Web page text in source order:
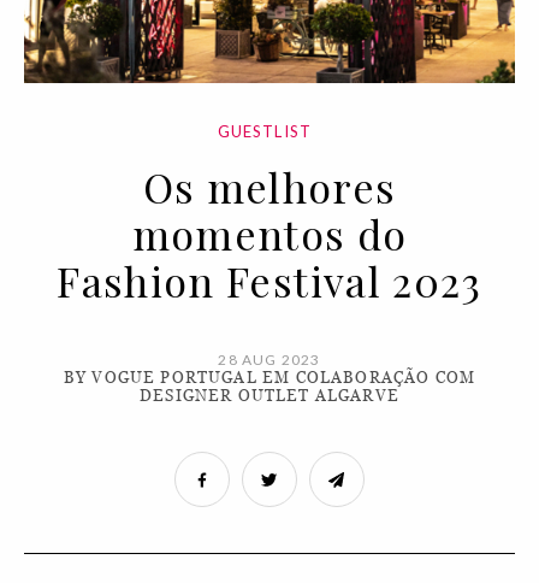
GUESTLIST
Os melhores
momentos do
Fashion Festival 2023
28 AUG 2023
BY VOGUE PORTUGAL EM COLABORAÇÃO COM
DESIGNER OUTLET ALGARVE